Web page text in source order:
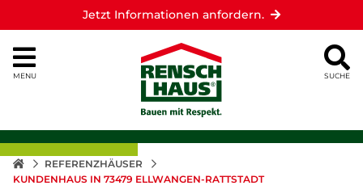
Jetzt Informationen anfordern.
MENU SUCHE
REFERENZHÄUSER
KUNDENHAUS IN 73479 ELLWANGEN-RATTSTADT